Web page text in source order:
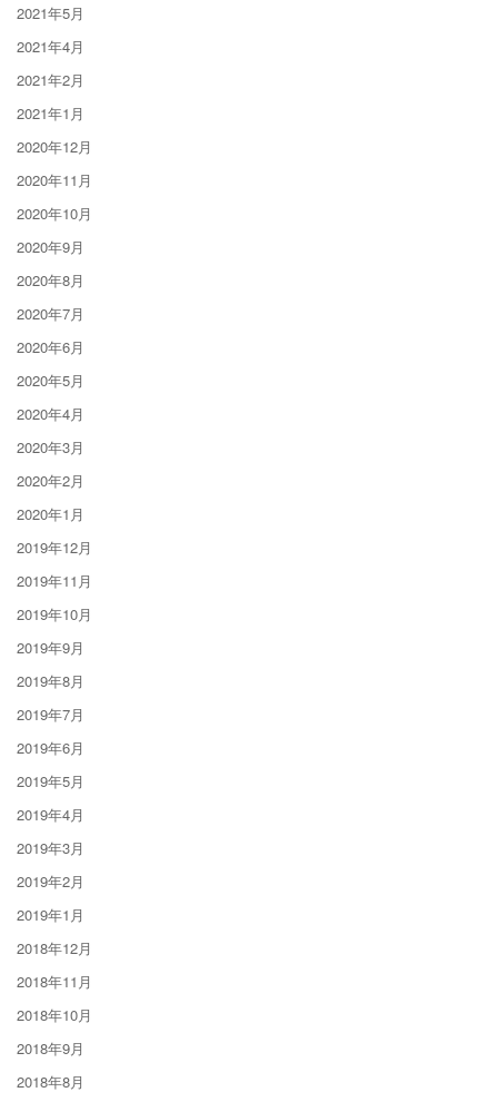
2021年5月
2021年4月
2021年2月
2021年1月
2020年12月
2020年11月
2020年10月
2020年9月
2020年8月
2020年7月
2020年6月
2020年5月
2020年4月
2020年3月
2020年2月
2020年1月
2019年12月
2019年11月
2019年10月
2019年9月
2019年8月
2019年7月
2019年6月
2019年5月
2019年4月
2019年3月
2019年2月
2019年1月
2018年12月
2018年11月
2018年10月
2018年9月
2018年8月